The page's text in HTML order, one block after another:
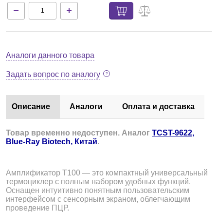
Аналоги данного товара
Задать вопрос по аналогу
Описание Аналоги Оплата и доставка
Товар временно недоступен. Аналог TCST-9622,
Blue-Ray Biotech, Китай.
Амплификатор T100 — это компактный универсальный
термоциклер с полным набором удобных функций.
Оснащен интуитивно понятным пользовательским
интерфейсом с сенсорным экраном, облегчающим
проведение ПЦР.